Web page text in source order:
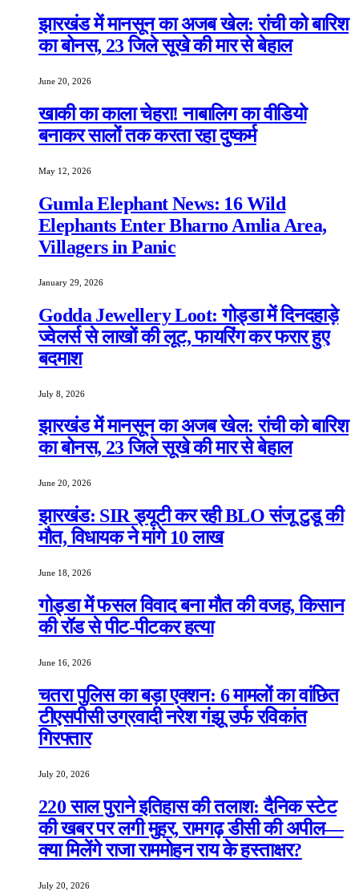
झारखंड में मानसून का अजब खेल: रांची को बारिश
का बोनस, 23 जिले सूखे की मार से बेहाल
June 20, 2026
खाकी का काला चेहरा! नाबालिग का वीडियो
बनाकर सालों तक करता रहा दुष्कर्म
May 12, 2026
Gumla Elephant News: 16 Wild
Elephants Enter Bharno Amlia Area,
Villagers in Panic
January 29, 2026
Godda Jewellery Loot: गोड्डा में दिनदहाड़े
ज्वेलर्स से लाखों की लूट, फायरिंग कर फरार हुए
बदमाश
July 8, 2026
झारखंड में मानसून का अजब खेल: रांची को बारिश
का बोनस, 23 जिले सूखे की मार से बेहाल
June 20, 2026
झारखंड: SIR ड्यूटी कर रही BLO संजू टुडू की
मौत, विधायक ने मांगे 10 लाख
June 18, 2026
गोड्डा में फसल विवाद बना मौत की वजह, किसान
की रॉड से पीट-पीटकर हत्या
June 16, 2026
चतरा पुलिस का बड़ा एक्शन: 6 मामलों का वांछित
टीएसपीसी उग्रवादी नरेश गंझू उर्फ रविकांत
गिरफ्तार
July 20, 2026
220 साल पुराने इतिहास की तलाश: दैनिक स्टेट
की खबर पर लगी मुहर, रामगढ़ डीसी की अपील—
क्या मिलेंगे राजा राममोहन राय के हस्ताक्षर?
July 20, 2026